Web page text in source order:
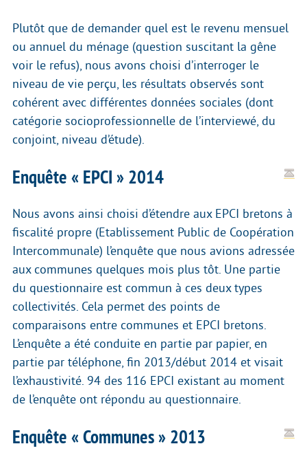
Plutôt que de demander quel est le revenu mensuel
ou annuel du ménage (question suscitant la gêne
voir le refus), nous avons choisi d’interroger le
niveau de vie perçu, les résultats observés sont
cohérent avec différentes données sociales (dont
catégorie socioprofessionnelle de l’interviewé, du
conjoint, niveau d’étude).
Enquête « EPCI » 2014
Nous avons ainsi choisi d’étendre aux EPCI bretons à
fiscalité propre (Etablissement Public de Coopération
Intercommunale) l’enquête que nous avions adressée
aux communes quelques mois plus tôt. Une partie
du questionnaire est commun à ces deux types
collectivités. Cela permet des points de
comparaisons entre communes et EPCI bretons.
L’enquête a été conduite en partie par papier, en
partie par téléphone, fin 2013/début 2014 et visait
l’exhaustivité. 94 des 116 EPCI existant au moment
de l’enquête ont répondu au questionnaire.
Enquête « Communes » 2013